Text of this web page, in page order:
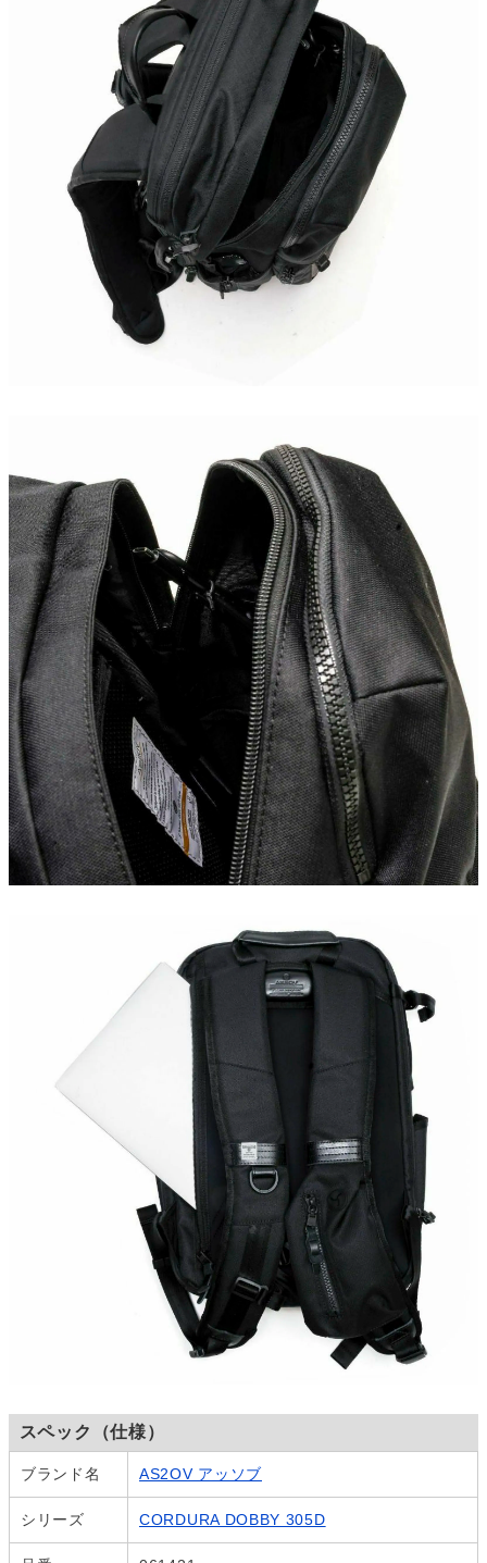
スペック（仕様）
ブランド名 AS2OV アッソブ
シリーズ CORDURA DOBBY 305D